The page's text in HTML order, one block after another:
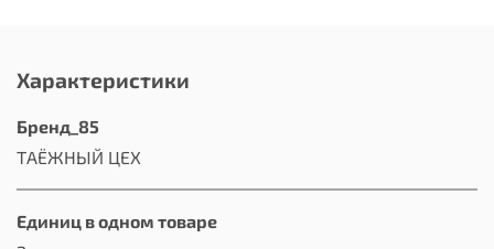
Характеристики
Бренд_85
ТАЁЖНЫЙ ЦЕХ
Единиц в одном товаре